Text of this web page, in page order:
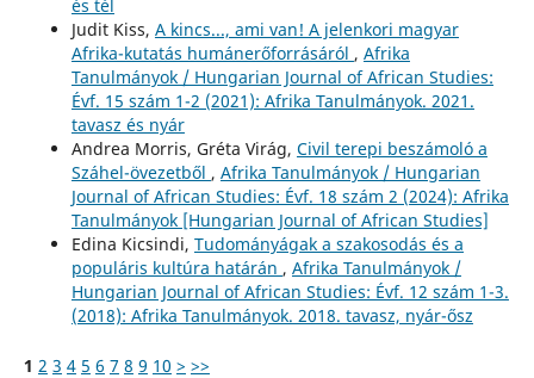
és tél
Judit Kiss, A kincs..., ami van! A jelenkori magyar
Afrika-kutatás humánerőforrásáról , Afrika
Tanulmányok / Hungarian Journal of African Studies:
Évf. 15 szám 1-2 (2021): Afrika Tanulmányok. 2021.
tavasz és nyár
Andrea Morris, Gréta Virág, Civil terepi beszámoló a
Száhel-övezetből , Afrika Tanulmányok / Hungarian
Journal of African Studies: Évf. 18 szám 2 (2024): Afrika
Tanulmányok [Hungarian Journal of African Studies]
Edina Kicsindi, Tudományágak a szakosodás és a
populáris kultúra határán , Afrika Tanulmányok /
Hungarian Journal of African Studies: Évf. 12 szám 1-3.
(2018): Afrika Tanulmányok. 2018. tavasz, nyár-ősz
1 2 3 4 5 6 7 8 9 10 > >>